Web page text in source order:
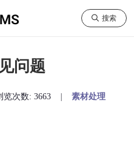
搜索
问题
览次数: 3663 素材处理